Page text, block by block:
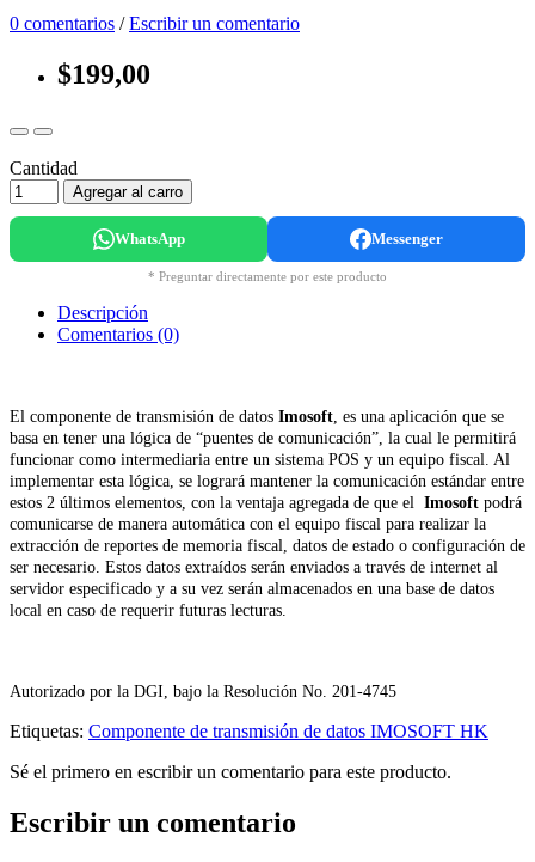
0 comentarios /Escribir un comentario
$199,00
Cantidad
Agregar al carro
WhatsApp Messenger
* Preguntar directamente por este producto
Descripción
Comentarios (0)
El componente de transmisión de datos Imosoft , es una aplicación que se
basa en tener una lógica de “puentes de comunicación”, la cual le permitirá
funcionar como intermediaria entre un sistema POS y un equipo fiscal. Al
implementar esta lógica, se logrará mantener la comunicación estándar entre
estos 2 últimos elementos, con la ventaja agregada de que el Imosoft podrá
comunicarse de manera automática con el equipo fiscal para realizar la
extracción de reportes de memoria fiscal, datos de estado o configuración de
ser necesario. Estos datos extraídos serán enviados a través de internet al
servidor especificado y a su vez serán almacenados en una base de datos
local en caso de requerir futuras lecturas.
Autorizado por la DGI, bajo la Resolución No. 201-4745
Etiquetas: Componente de transmisión de datos IMOSOFT HK
Sé el primero en escribir un comentario para este producto.
Escribir un comentario